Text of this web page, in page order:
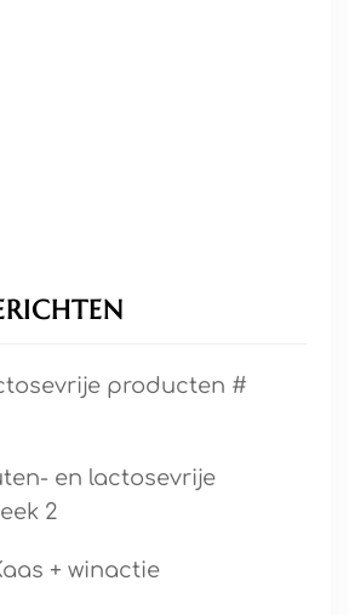
producten #
en lactosevrije
2
+ winactie